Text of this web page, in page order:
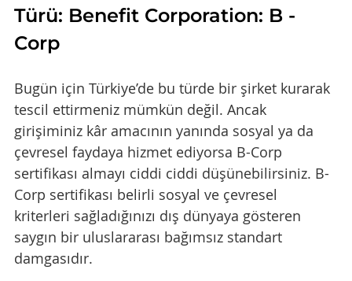
Türü: Benefit Corporation: B -
Corp
Bugün için Türkiye’de bu türde bir şirket kurarak
tescil ettirmeniz mümkün değil. Ancak
girişiminiz kâr amacının yanında sosyal ya da
çevresel faydaya hizmet ediyorsa B-Corp
sertifikası almayı ciddi ciddi düşünebilirsiniz. B-
Corp sertifikası belirli sosyal ve çevresel
kriterleri sağladığınızı dış dünyaya gösteren
saygın bir uluslararası bağımsız standart
damgasıdır.